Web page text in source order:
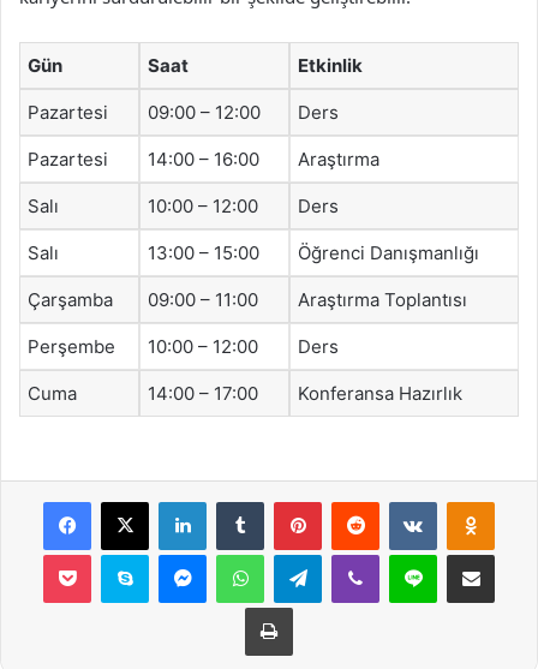
Gün Saat Etkinlik
Pazartesi 09:00 – 12:00 Ders
Pazartesi 14:00 – 16:00 Araştırma
Salı 10:00 – 12:00 Ders
Salı 13:00 – 15:00 Öğrenci Danışmanlığı
Çarşamba 09:00 – 11:00 Araştırma Toplantısı
Perşembe 10:00 – 12:00 Ders
Cuma 14:00 – 17:00 Konferansa Hazırlık
Facebook
X LinkedInTumblr PinterestReddit VKontakte
Pocket Skype MessengerWhatsAppTelegramViber Line E-Posta ile
Yazdır